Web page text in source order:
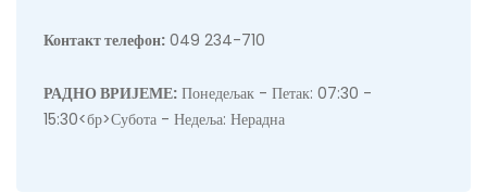
Контакт телефон: 049 234-710
РАДНО ВРИЈЕМЕ: Понедељак - Петак: 07:30 -
15:30<бр>Субота - Недеља: Нерадна